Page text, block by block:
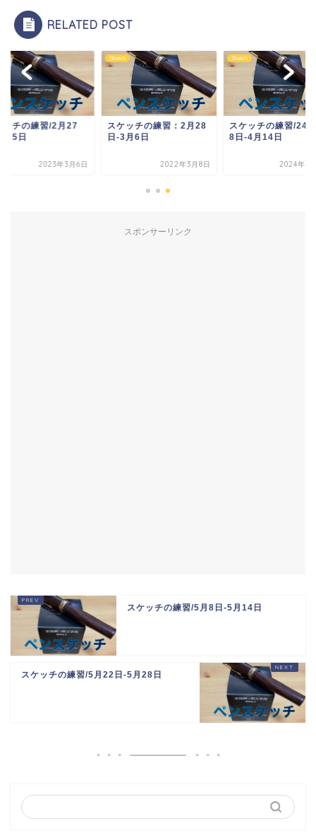
RELATED POST
ッチの練習/2月27
月5日
2023年3月6日
Sketch
スケッチの練習：2月28
日-3月6日
2022年3月8日
Sketch
スケッチの練習/24
8日-4月14日
2024年4
スポンサーリンク
スケッチの練習/5月8日-5月14日
スケッチの練習/5月22日-5月28日